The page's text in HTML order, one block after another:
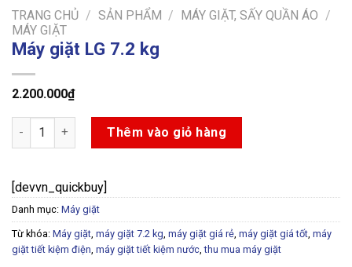
TRANG CHỦ / SẢN PHẨM / MÁY GIẶT, SẤY QUẦN ÁO /
MÁY GIẶT
Máy giặt LG 7.2 kg
2.200.000₫
Máy giặt LG 7.2 kg số lượngThêm vào giỏ hàng
[devvn_quickbuy]
Danh mục: Máy giặt
Từ khóa: Máy giặt máy giặt 7.2 kg máy giặt giá rẻ máy giặt giá tốt máy
giặt tiết kiệm điện máy giặt tiết kiệm nước ,thu mua máy giặt